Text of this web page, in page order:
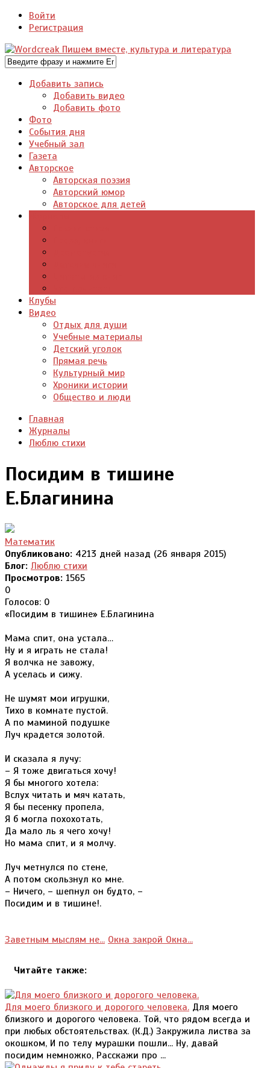
Войти
Регистрация
Добавить запись
Добавить видео
Добавить фото
Фото
События дня
Учебный зал
Газета
Авторское
Авторская поэзия
Авторский юмор
Авторское для детей
Клубы
Видео
Отдых для души
Учебные материалы
Детский уголок
Прямая речь
Культурный мир
Хроники истории
Общество и люди
Главная
Журналы
Люблю стихи
Посидим в тишине
Е.Благинина
Математик
Опубликовано: 4213 дней назад (26 января 2015)
Блог: Люблю стихи
Просмотров: 1565
0
Голосов: 0
«Посидим в тишине» Е.Благинина
Мама спит, она устала…
Ну и я играть не стала!
Я волчка не завожу,
А уселась и сижу.
Не шумят мои игрушки,
Тихо в комнате пустой.
А по маминой подушке
Луч крадется золотой.
И сказала я лучу:
– Я тоже двигаться хочу!
Я бы многого хотела:
Вслух читать и мяч катать,
Я бы песенку пропела,
Я б могла похохотать,
Да мало ль я чего хочу!
Но мама спит, и я молчу.
Луч метнулся по стене,
А потом скользнул ко мне.
– Ничего, – шепнул он будто, –
Посидим и в тишине!.
Заветным мыслям не... Окна закрой Окна...
Читайте также:
Для моего близкого и дорогого человека. Для моего
близкого и дорогого человека. Той, что рядом всегда и
при любых обстоятельствах. (К.Д.) Закружила листва за
окошком, И по телу мурашки пошли... Ну, давай
посидим немножко, Расскажи про ...